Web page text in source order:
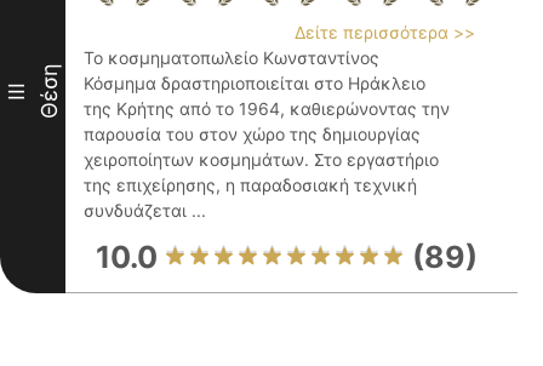
III Θέση
Δείτε περισσότερα >>
Το κοσμηματοπωλείο Κωνσταντίνος
Κόσμημα δραστηριοποιείται στο Ηράκλειο
της Κρήτης από το 1964, καθιερώνοντας την
παρουσία του στον χώρο της δημιουργίας
χειροποίητων κοσμημάτων. Στο εργαστήριο
της επιχείρησης, η παραδοσιακή τεχνική
συνδυάζεται ...
10.0 (89)